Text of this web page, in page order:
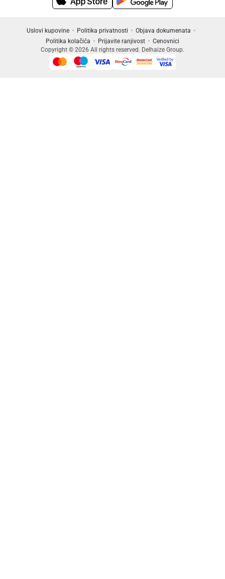
Uslovi kupovine Politika privatnosti
Objava dokumenata
Politika kolačića
Prijavite ranjivost
Cenovnici
Copyright © 2026 All rights reserved. Delhaize Group.